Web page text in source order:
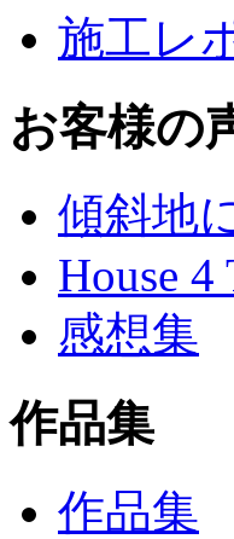
施工レ
お客様の
傾斜地
House 4
感想集
作品集
作品集